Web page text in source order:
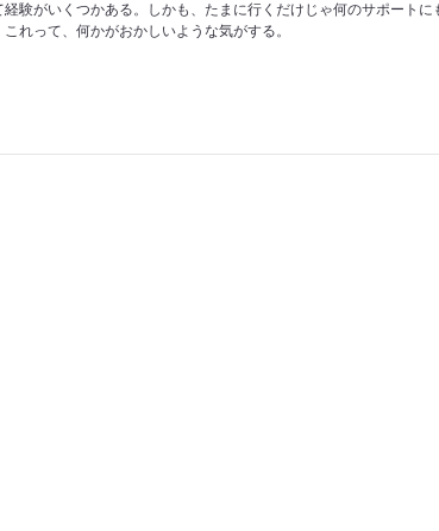
験がいくつかある。しかも、たまに行くだけじゃ何のサポート
れって、何かがおかしいような気がする。